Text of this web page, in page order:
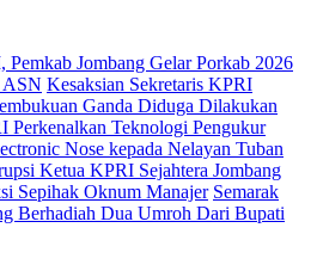
Jombang Gelar Porkab 2026
ASN Kesaksian Sekretaris KPRI
Ganda Diduga Dilakukan
Teknologi Pengukur
Nose kepada Nelayan Tuban
Ketua KPRI Sejahtera Jombang
Sepihak Oknum Manajer Semarak
Berhadiah Dua Umroh Dari Bupati